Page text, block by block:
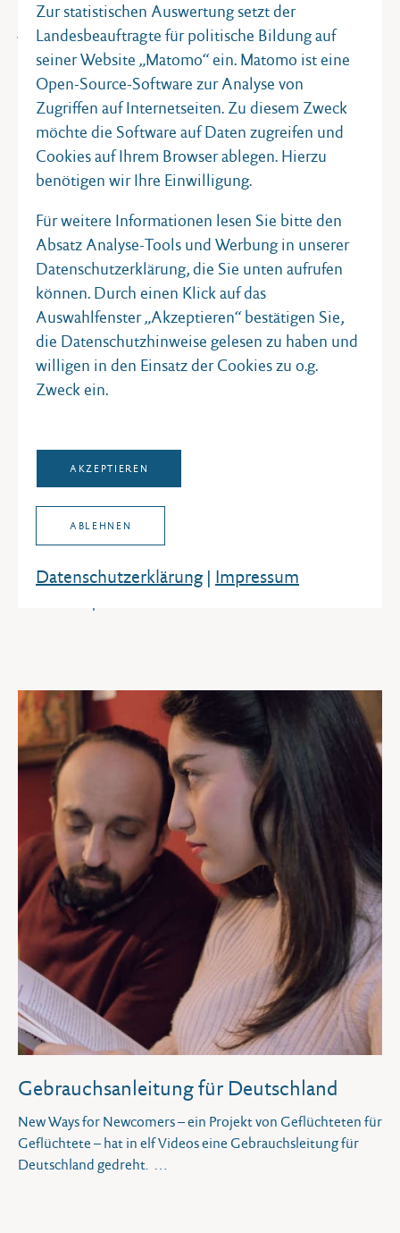
Jugend debattiert
Videos von den Landesfinals von "Jugend debattiert"
Medienkompetenz
Das Medienkompetenzfestival und andere Projekte zur
Gebrauchsanleitung für Deutschland
New Ways for Newcomers – ein Projekt von Geflüchteten für
Geflüchtete – hat in elf Videos eine Gebrauchsleitung für
Deutschland gedreht.
Zur statistischen Auswertung setzt der
Landesbeauftragte für politische Bildung auf
seiner Website „Matomo“ ein. Matomo ist eine
Open-Source-Software zur Analyse von
Zugriffen auf Internetseiten. Zu diesem Zweck
möchte die Software auf Daten zugreifen und
Cookies auf Ihrem Browser ablegen. Hierzu
benötigen wir Ihre Einwilligung.
Für weitere Informationen lesen Sie bitte den
Absatz Analyse-Tools und Werbung in unserer
Datenschutzerklärung, die Sie unten aufrufen
können. Durch einen Klick auf das
Auswahlfenster „Akzeptieren“ bestätigen Sie,
die Datenschutzhinweise gelesen zu haben und
willigen in den Einsatz der Cookies zu o.g.
Zweck ein.
AKZEPTIEREN
ABLEHNEN
Datenschutz­erklärung| Impressum